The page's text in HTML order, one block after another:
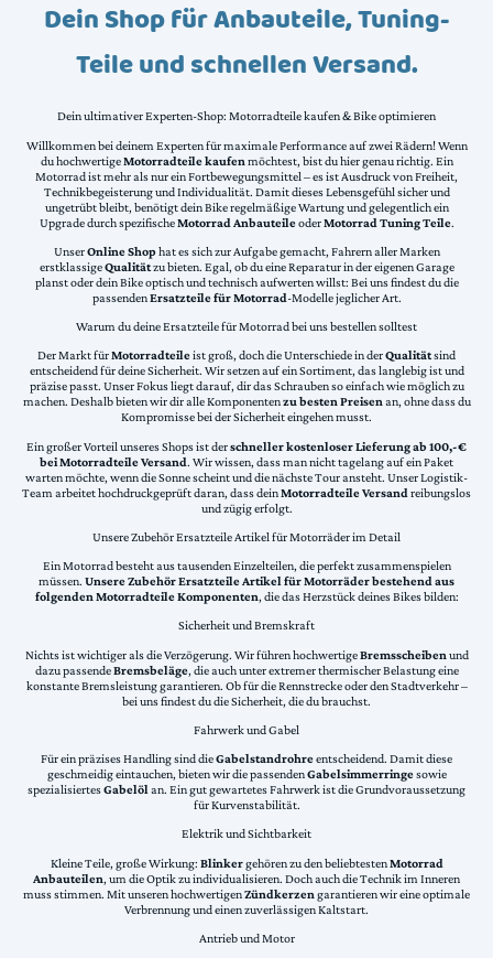
Dein Shop für Anbauteile, Tuning-
Teile und schnellen Versand.
Dein ultimativer Experten-Shop: Motorradteile kaufen & Bike optimieren
Willkommen bei deinem Experten für maximale Performance auf zwei Rädern! Wenn
du hochwertigeMotorradteile kaufen möchtest, bist du hier genau richtig. Ein
Motorrad ist mehr als nur ein Fortbewegungsmittel – es ist Ausdruck von Freiheit,
Technikbegeisterung und Individualität. Damit dieses Lebensgefühl sicher und
ungetrübt bleibt, benötigt dein Bike regelmäßige Wartung und gelegentlich ein
Upgrade durch spezifischeMotorrad AnbauteileoderMotorrad Tuning Teile.
UnserOnline Shophat es sich zur Aufgabe gemacht, Fahrern aller Marken
erstklassigeQualitätzu bieten. Egal, ob du eine Reparatur in der eigenen Garage
planst oder dein Bike optisch und technisch aufwerten willst: Bei uns findest du die
passendenErsatzteile für Motorrad-Modelle jeglicher Art.
Warum du deine Ersatzteile für Motorrad bei uns bestellen solltest
Der Markt fürMotorradteileist groß, doch die Unterschiede in derQualitätsind
entscheidend für deine Sicherheit. Wir setzen auf ein Sortiment, das langlebig ist und
präzise passt. Unser Fokus liegt darauf, dir das Schrauben so einfach wie möglich zu
machen. Deshalb bieten wir dir alle Komponentenzu besten Preisenan, ohne dass du
Kompromisse bei der Sicherheit eingehen musst.
Ein großer Vorteil unseres Shops ist derschneller kostenloser Lieferung ab 100,-€
bei Motorradteile Versand. Wir wissen, dass man nicht tagelang auf ein Paket
warten möchte, wenn die Sonne scheint und die nächste Tour ansteht. Unser Logistik-
Team arbeitet hochdruckgeprüft daran, dass deinMotorradteile Versand reibungslos
und zügig erfolgt.
Unsere Zubehör Ersatzteile Artikel für Motorräder im Detail
Ein Motorrad besteht aus tausenden Einzelteilen, die perfekt zusammenspielen
müssen. Unsere Zubehör Ersatzteile Artikel für Motorräder bestehend aus
folgenden Motorradteile Komponenten, die das Herzstück deines Bikes bilden:
Sicherheit und Bremskraft
Nichts ist wichtiger als die Verzögerung. Wir führen hochwertigeBremsscheiben und
dazu passendeBremsbeläge, die auch unter extremer thermischer Belastung eine
konstante Bremsleistung garantieren. Ob für die Rennstrecke oder den Stadtverkehr –
bei uns findest du die Sicherheit, die du brauchst.
Fahrwerk und Gabel
Für ein präzises Handling sind dieGabelstandrohreentscheidend. Damit diese
geschmeidig eintauchen, bieten wir die passendenGabelsimmerringesowie
spezialisiertesGabelölan. Ein gut gewartetes Fahrwerk ist die Grundvoraussetzung
für Kurvenstabilität.
Elektrik und Sichtbarkeit
Kleine Teile, große Wirkung: Blinkergehören zu den beliebtestenMotorrad
Anbauteilen, um die Optik zu individualisieren. Doch auch die Technik im Inneren
muss stimmen. Mit unseren hochwertigenZündkerzen garantieren wir eine optimale
Verbrennung und einen zuverlässigen Kaltstart.
Antrieb und Motor